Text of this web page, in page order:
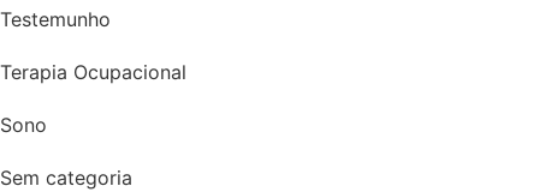
Testemunho
Terapia Ocupacional
Sono
Sem categoria